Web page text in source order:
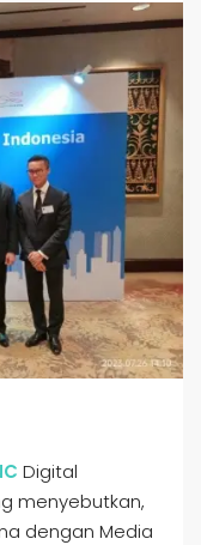
Digital
menyebutkan,
dengan Media